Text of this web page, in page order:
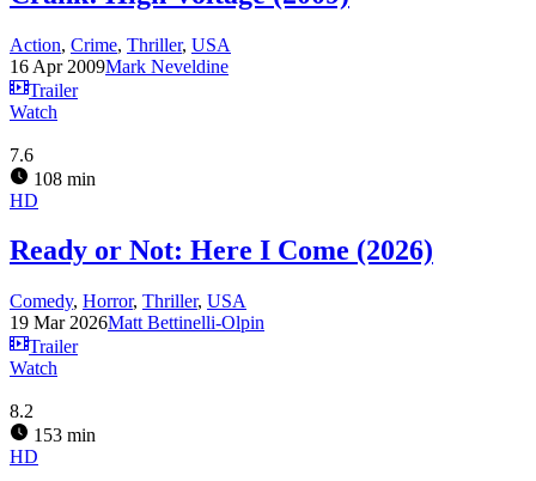
Action, Crime, Thriller, USA
16 Apr 2009Mark Neveldine
Trailer
Watch
7.6
108 min
HD
Ready or Not: Here I Come (2026)
Comedy, Horror, Thriller, USA
19 Mar 2026Matt Bettinelli-Olpin
Trailer
Watch
8.2
153 min
HD